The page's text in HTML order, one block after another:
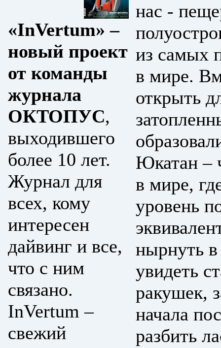
«InVertum» –
новый проект
от команды
журнала
ОКТОПУС,
выходившего
более 10 лет.
Журнал для
всех, кому
интересен
дайвинг и все,
что с ним
связано.
InVertum –
свежий
нас -
из самых
в мире.
открыть
Юкатан –
в мире,
уровень
нырнуть в
увидеть
ракушек,
начала
разбить